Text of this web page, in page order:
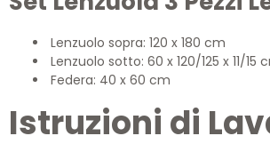
Lenzuolo sopra: 120 x 180 cm
Lenzuolo sotto: 60 x 120/125 x 11/15
Federa: 40 x 60 cm
Istruzioni di